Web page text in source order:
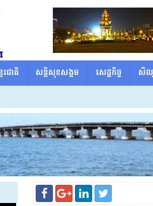
រជាតិ សន្តិសុខសង្គម សេដ្ឋកិច្ច សិល្